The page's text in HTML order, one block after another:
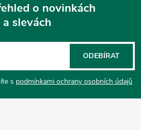
o novinkách
a slevách
s podmínkami ochrany osobních údajů
ODEBÍRAT